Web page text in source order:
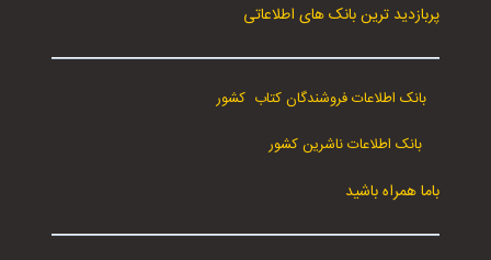
پربازدید ترین بانک های اطلاعاتی
بانک اطلاعات فروشندگان کتاب کشور
بانک اطلاعات ناشرین کشور
باما همراه باشید